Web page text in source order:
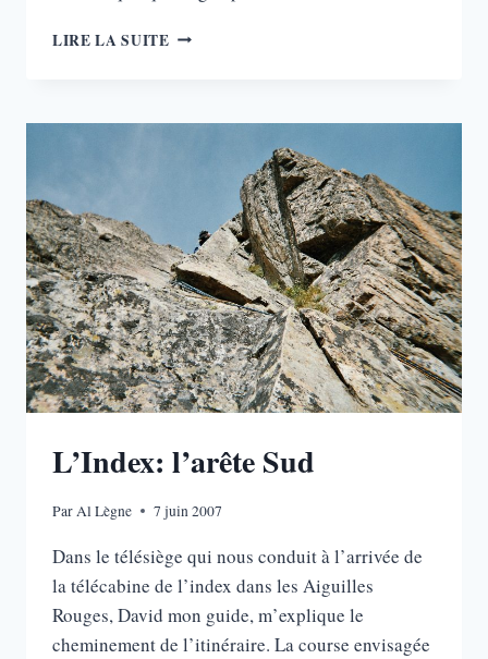
LIRE LA SUITE ESCALADE
L’Index: l’arête Sud
ParAl Lègne 7 juin 2007
Dans le télésiège qui nous conduit à l’arrivée de
la télécabine de l’index dans les Aiguilles
Rouges, David mon guide, m’explique le
cheminement de l’itinéraire. La course envisagée